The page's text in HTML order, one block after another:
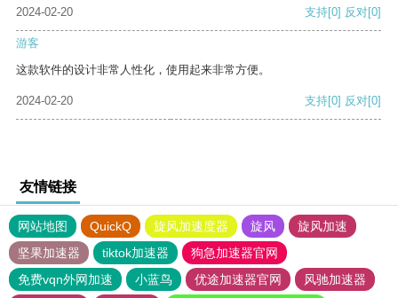
2024-02-20 支持[0] 反对[0]
游客
这款软件的设计非常人性化，使用起来非常方便。
2024-02-20 支持[0] 反对[0]
友情链接
网站地图 QuickQ 旋风加速度器 旋风
旋风加速
坚果加速器
tiktok加速器
狗急加速器官网
免费vqn外网加速
小蓝鸟 优途加速器官网
风驰加速器